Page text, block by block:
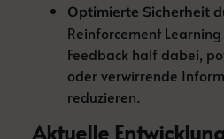
Optimierte Sicherheit
Reinforcement
Feedback half dabei,
oder verwirrende
reduzieren.
Aktuelle